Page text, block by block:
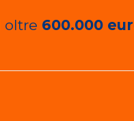
oltre 600.000